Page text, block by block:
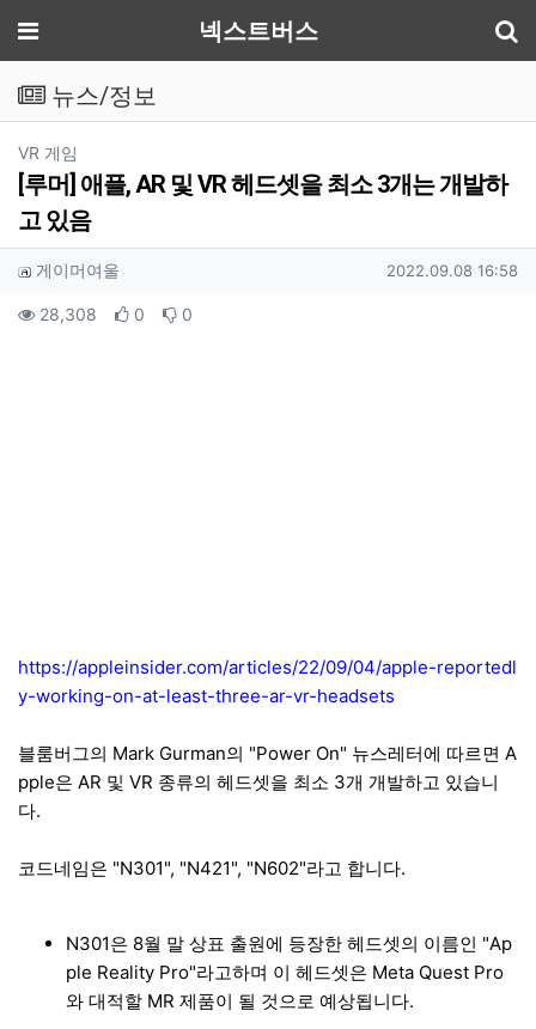
메뉴 넥스트버스
뉴스/정보
VR 게임
[루머] 애플, AR 및 VR 헤드셋을 최소 3개는 개발하
고 있음
작성자 정보
게이머여울 작성일
2022.09.08 16:58
컨텐츠 정보
28,308 조회 0 추천 0
https://appleinsider.com/articles/22/09/04/apple-reportedl
y-working-on-at-least-three-ar-vr-headsets
블룸버그의 Mark Gurman의 "Power On" 뉴스레터에 따르면 A
pple은 AR 및 VR 종류의 헤드셋을 최소 3개 개발하고 있습니
다.
코드네임은 "N301", "N421", "N602"라고 합니다.
N301은 8월 말 상표 출원에 등장한 헤드셋의 이름인 "Ap
ple Reality Pro"라고하며 이 헤드셋은 Meta Quest Pro
와 대적할 MR 제품이 될 것으로 예상됩니다.